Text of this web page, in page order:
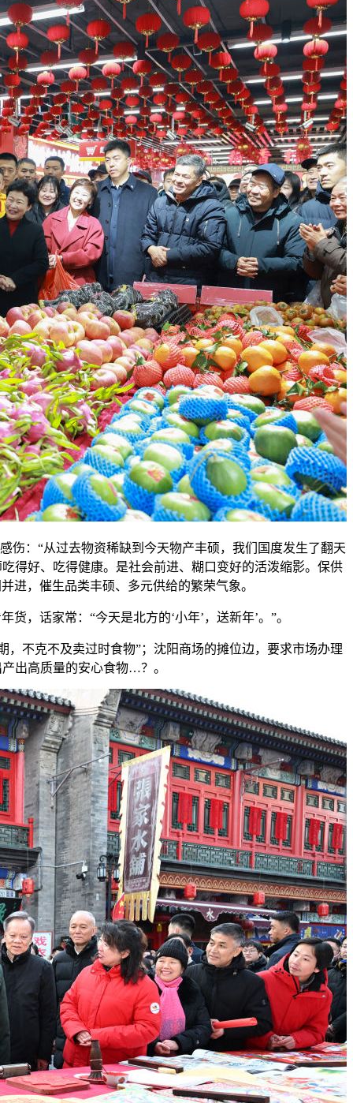
：“从过去物资稀缺到今天物产丰硕，我们国度发生了翻天
得好、吃得健康。是社会前进、糊口变好的活泼缩影。保供
进，催生品类丰硕、多元供给的繁荣气象。
话家常：“今天是北方的‘小年’，送新年’。”。
不克不及卖过时食物”；沈阳商场的摊位边，要求市场办理
出高质量的安心食物…？。